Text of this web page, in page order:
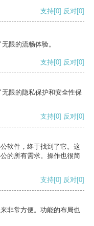
支持[0] 反对[0]
限的流畅体验。
支持[0] 反对[0]
限的隐私保护和安全性保
支持[0] 反对[0]
软件，终于找到了它。这
的所有需求。操作也很简
支持[0] 反对[0]
非常方便。功能的布局也